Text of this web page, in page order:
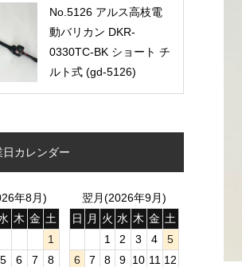
No.5126 アルス高枝電
動バリカン DKR-
0330TC-BK ショート チ
ルト式 (gd-5126)
日カレンダー
年8月)
木 金 土
1
5 6 7
8
翌月(2026年9月)
日
月 火 水 木 金 土
1
2 3 4
5
6
7 8 9 10 11 12